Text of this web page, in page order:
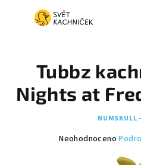
Tubbz
Nights at
NUMSKULL
Průměrné
Neohodnoceno